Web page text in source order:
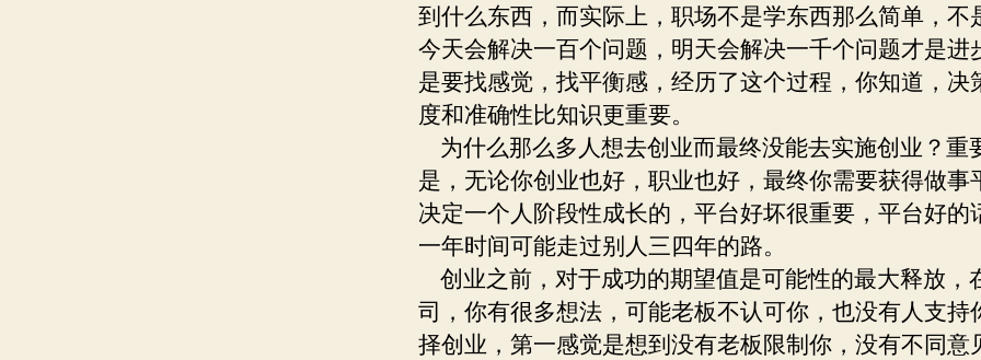
到什么东西，而实际上，职场不是学东西那么简单，不
今天会解决一百个问题，明天会解决一千个问题才是进
是要找感觉，找平衡感，经历了这个过程，你知道，决
度和准确性比知识更重要。
为什么那么多人想去创业而最终没能去实施创业？重
是，无论你创业也好，职业也好，最终你需要获得做事
决定一个人阶段性成长的，平台好坏很重要，平台好的
一年时间可能走过别人三四年的路。
创业之前，对于成功的期望值是可能性的最大释放，
司，你有很多想法，可能老板不认可你，也没有人支持
择创业，第一感觉是想到没有老板限制你，没有不同意